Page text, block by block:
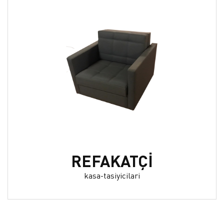
REFAKATÇİ
kasa-tasiyicilari